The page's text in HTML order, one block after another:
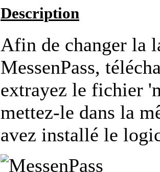
Description
Afin de changer la
MessenPass,
extrayez le fichier
mettez-le dans la
avez installé le